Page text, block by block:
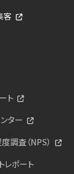
客
ト
ター
調査（NPS）
レポート